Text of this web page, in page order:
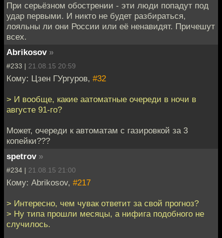
При серьёзном обострении - эти люди попадут под
удар первыми. И никто не будет разбираться,
лояльны ли они России или её ненавидят. Причешут
всех.
Abrikosov »
#233 | 21.08.15 20:59
Кому: Цзен ГУргуров, #32
> И вообще, какие аатоматные очереди в ночи в
августе 91-го?
Может, очереди к автоматам с газировкой за 3
копейки???
spetrov »
#234 | 21.08.15 21:00
Кому: Abrikosov, #217
> Интересно, чем чувак ответит за свой прогноз?
> Ну типа прошли месяцы, а нифига подобного не
случилось.